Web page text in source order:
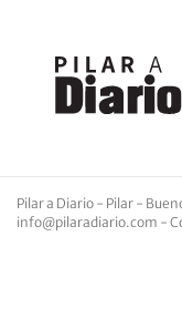
Pilar a Diario - Pilar -
info@pilaradiario.com -